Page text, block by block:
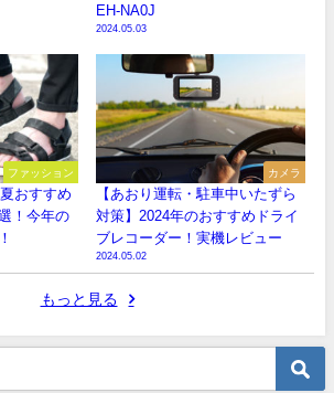
EH-NA0J
2024.05.03
ファッション
おすすめ
！今年の
カメラ
【あおり運転・駐車中いたずら
対策】2024年のおすすめドライ
ブレコーダー！実機レビュー
2024.05.02
もっと見る